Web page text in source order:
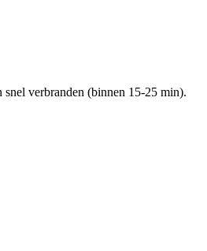
verbranden (binnen 15-25 min).